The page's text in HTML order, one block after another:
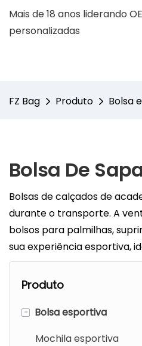
Mais de 18 anos liderando
personalizadas
FZ Bag Produto Bolsa
Bolsa De
Bolsas de calçados de
durante o transporte. A
bolsos para palmilhas,
sua experiência esportiva,
Produto
-
Bolsa esportiva
Mochila esportiva